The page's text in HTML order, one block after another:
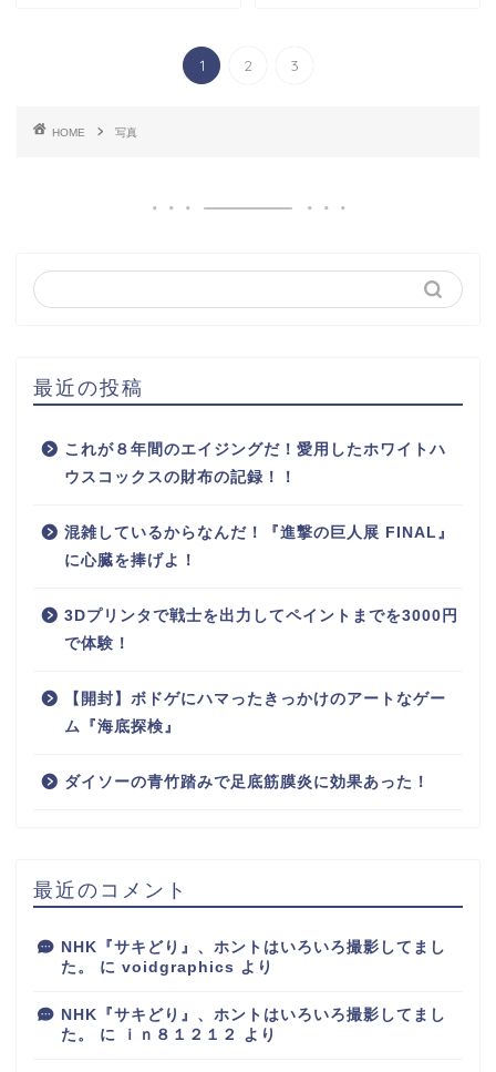
1 2 3
HOME 写真
最近の投稿
これが８年間のエイジングだ！愛用したホワイトハ
ウスコックスの財布の記録！！
混雑しているからなんだ！『進撃の巨人展 FINAL』
に心臓を捧げよ！
3Dプリンタで戦士を出力してペイントまでを3000円
で体験！
【開封】ボドゲにハマったきっかけのアートなゲー
ム『海底探検』
ダイソーの青竹踏みで足底筋膜炎に効果あった！
最近のコメント
NHK『サキどり』、ホントはいろいろ撮影してまし
た。
に voidgraphics より
NHK『サキどり』、ホントはいろいろ撮影してまし
た。
に ｉｎ８１２１２ より